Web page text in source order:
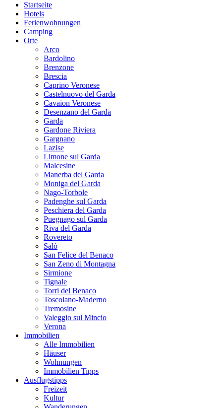
Startseite
Hotels
Ferienwohnungen
Camping
Orte
Arco
Bardolino
Brenzone
Brescia
Caprino Veronese
Castelnuovo del Garda
Cavaion Veronese
Desenzano del Garda
Garda
Gardone Riviera
Gargnano
Lazise
Limone sul Garda
Malcesine
Manerba del Garda
Moniga del Garda
Nago-Torbole
Padenghe sul Garda
Peschiera del Garda
Puegnago sul Garda
Riva del Garda
Rovereto
Salò
San Felice del Benaco
San Zeno di Montagna
Sirmione
Tignale
Torri del Benaco
Toscolano-Maderno
Tremosine
Valeggio sul Mincio
Verona
Immobilien
Alle Immobilien
Häuser
Wohnungen
Immobilien Tipps
Ausflugstipps
Freizeit
Kultur